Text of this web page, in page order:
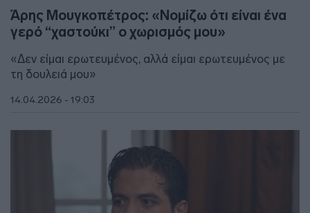
Άρης Μουγκοπέτρος: «Νομίζω ότι είναι ένα
γερό “χαστούκι” ο χωρισμός μου»
«Δεν είμαι ερωτευμένος, αλλά είμαι ερωτευμένος με
τη δουλειά μου»
14.04.2026 - 19:03